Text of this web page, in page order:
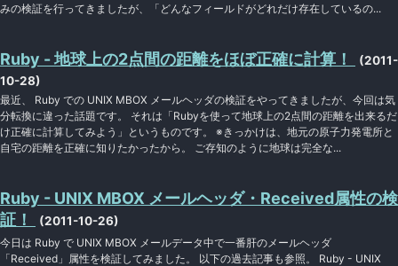
みの検証を行ってきましたが、「どんなフィールドがどれだけ存在しているの...
Ruby - 地球上の2点間の距離をほぼ正確に計算！
(2011-
10-28)
最近、 Ruby での UNIX MBOX メールヘッダの検証をやってきましたが、今回は気
分転換に違った話題です。 それは「Rubyを使って地球上の2点間の距離を出来るだ
け正確に計算してみよう」というものです。 ※きっかけは、地元の原子力発電所と
自宅の距離を正確に知りたかったから。 ご存知のように地球は完全な...
Ruby - UNIX MBOX メールヘッダ・Received属性の検
証！
(2011-10-26)
今日は Ruby で UNIX MBOX メールデータ中で一番肝のメールヘッダ
「Received」属性を検証してみました。 以下の過去記事も参照。 Ruby - UNIX